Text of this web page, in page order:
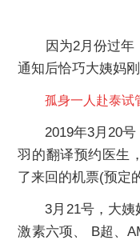
因为2月份过年，
通知后恰巧大姨妈
孤身一人赴泰试
2019年3月20号
羽的翻译预约医生
了来回的机票(预定
3月21号，大姨
激素六项、 B超、